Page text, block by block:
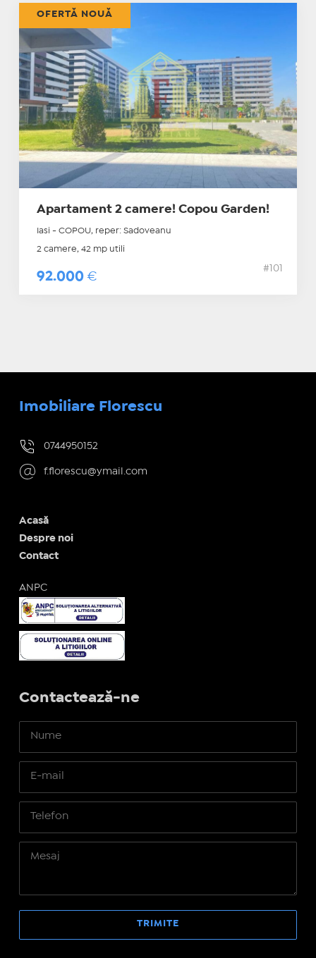
Apartament 2 camere! Copou Garden!
Iasi - COPOU, reper: Sadoveanu
2 camere, 42 mp utili
92.000 €
#101
OFERTĂ NOUĂ
Imobiliare Florescu
0744950152
f.florescu@ymail.com
Acasă
Despre noi
Contact
ANPC
Contactează-ne